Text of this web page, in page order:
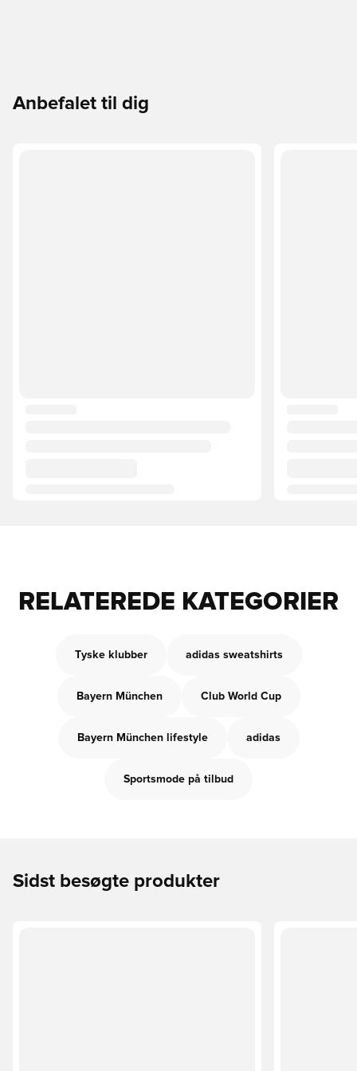
Anbefalet til dig
RELATEREDE KATEGORIER
Tyske klubber adidas sweatshirts
Bayern München Club World Cup
Bayern München lifestyle adidas
Sportsmode på tilbud
Sidst besøgte produkter